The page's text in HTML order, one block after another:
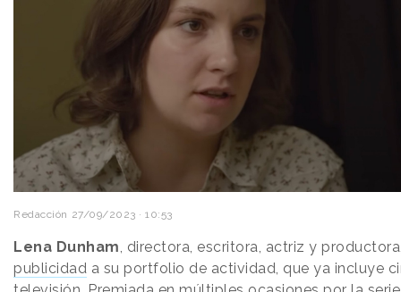
Redacción 27/09/2023 · 10:53
Lena Dunham , directora, escritora, actriz y
publicidad a su portfolio de actividad, que ya incluye